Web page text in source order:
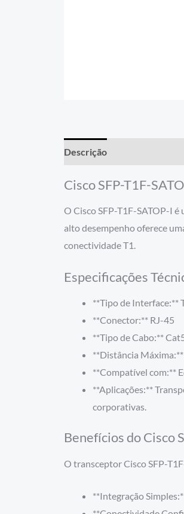
Descrição
Cisco SFP-T1F-
O Cisco SFP-T1F-SATOP-I
alto desempenho oferece
conectividade T1.
Especificações
**Tipo de Interface:**
**Conector:** RJ-45
**Tipo de Cabo:**
**Distância
**Compatível com:**
**Aplicações:**
corporativas.
Benefícios do Cisco
O transceptor Cisco SFP-
**Integração